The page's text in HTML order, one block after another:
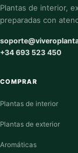
Plantas de interior,
preparadas con
+34 693 523 450
COMPRAR
Plantas de interior
Plantas de exterior
Aromáticas